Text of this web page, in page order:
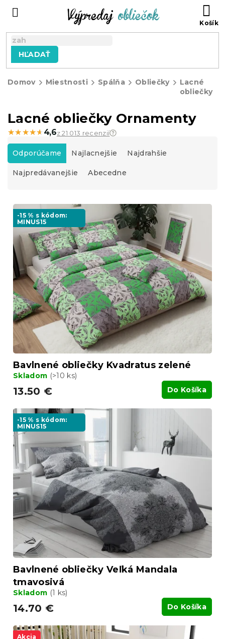
HĽADAŤ
Domov Miestnosti Spálňa Obliečky
Lacné
obliečky
Lacné obliečky Ornamenty
★★★★★
★★★★★ 4,6z 21 013 recenzií
R
a
d
e
e
o
d
o
Odporúčame Najlacnejšie Najdrahšie
Najpredávanejšie Abecedne
V
p
p
o
d
u
k
o
-15 % s kódom:
MINUS15
Bavlnené obliečky Kvadratus zelené
Skladom (>10 ks)
13.50 € Do Košíka
-15 % s kódom:
MINUS15
Bavlnené obliečky Veľká Mandala
tmavosivá
Skladom (1 ks)
14.70 € Do Košíka
Akcia